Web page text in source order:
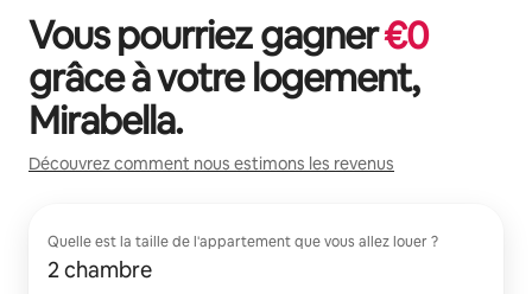
Vous pourriez gagner€0
grâce à votre logement,
Mirabella.
Découvrez comment nous estimons les revenus
Quelle est la taille de l'appartement que vous allez louer ?
2 chambre